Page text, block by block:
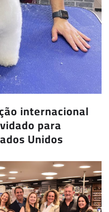
internacional
para
Unidos